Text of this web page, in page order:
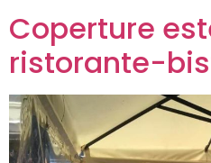
Coperture
ristorante-